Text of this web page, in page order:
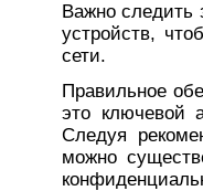
Важно следить
устройств,
сети.
Правильное
это ключевой
Следуя
можно